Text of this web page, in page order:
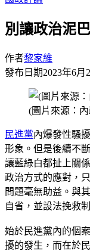
別讓政治泥
作者黎家維
發布日期2023年6月
(圖片來源：
民進黨內爆發性騷
形象。但是後續不
讓藍綠白都扯上關
政治方式的應對，
問題毫無助益。與
自省，並設法挽救
始於民進黨內的個
擾的發生，而在於